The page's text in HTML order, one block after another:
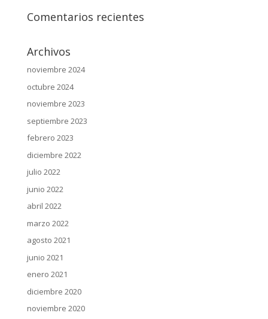
Comentarios recientes
Archivos
noviembre 2024
octubre 2024
noviembre 2023
septiembre 2023
febrero 2023
diciembre 2022
julio 2022
junio 2022
abril 2022
marzo 2022
agosto 2021
junio 2021
enero 2021
diciembre 2020
noviembre 2020